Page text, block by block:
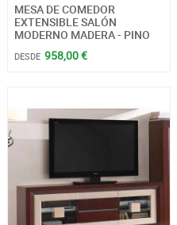
MESA DE COMEDOR
EXTENSIBLE SALÓN
MODERNO MADERA - PINO
DESDE 958,00 €